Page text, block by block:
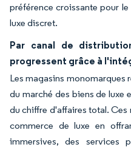
préférence croissante pour
luxe discret.
Par canal de
progressent grâce à
Les magasins monomarques
du marché des biens de luxe
du chiffre d'affaires total.
commerce de luxe en
immersives, des services